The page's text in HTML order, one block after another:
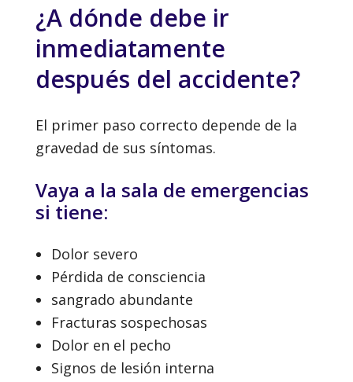
¿A dónde debe ir
inmediatamente
después del accidente?
El primer paso correcto depende de la
gravedad de sus síntomas.
Vaya a la sala de emergencias
si tiene:
Dolor severo
Pérdida de consciencia
sangrado abundante
Fracturas sospechosas
Dolor en el pecho
Signos de lesión interna